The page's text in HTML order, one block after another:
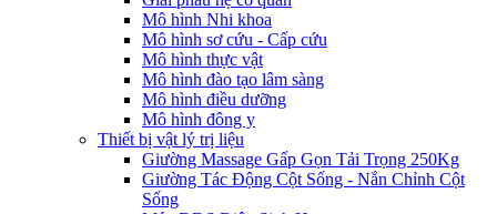
Mô hình Nhi khoa
Mô hình sơ cứu - Cấp cứu
Mô hình thực vật
Mô hình đào tạo lâm sàng
Mô hình điều dưỡng
Mô hình đông y
Thiết bị vật lý trị liệu
Giường Massage Gấp Gọn Tải Trọng 250Kg
Giường Tác Động Cột Sống - Nắn Chỉnh Cột
Sống